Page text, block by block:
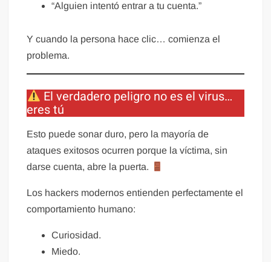
“Alguien intentó entrar a tu cuenta.”
Y cuando la persona hace clic… comienza el
problema.
El verdadero peligro no es el virus…
eres tú
Esto puede sonar duro, pero la mayoría de
ataques exitosos ocurren porque la víctima, sin
darse cuenta, abre la puerta.
Los hackers modernos entienden perfectamente el
comportamiento humano:
Curiosidad.
Miedo.